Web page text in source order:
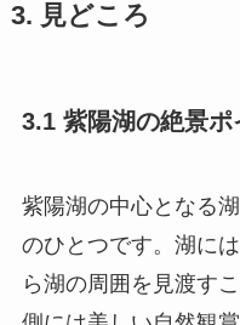
3. 見どころ
3.1 紫陽湖の絶景ポ
紫陽湖の中心となる
のひとつです。湖に
ら湖の周囲を見渡す